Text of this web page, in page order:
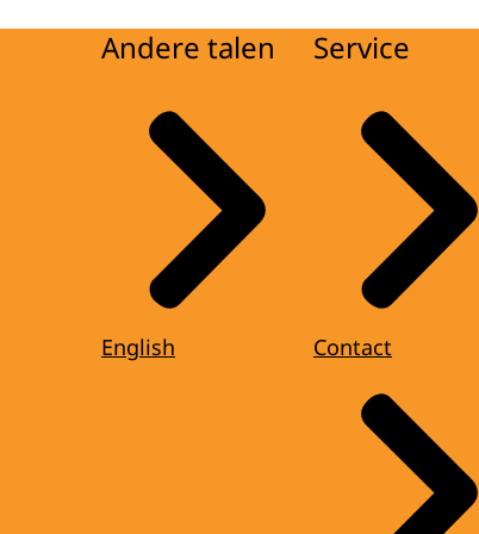
Andere talen
English
Service
Contact